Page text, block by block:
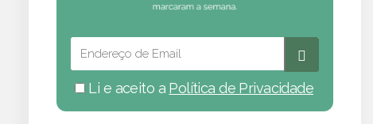
Li e aceito a Política de Privacidade